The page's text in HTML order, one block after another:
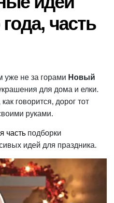
часть
уже не за горами Новый
для дома и елки.
говорится, дорог тот
руками.
часть подборки
идей для праздника.